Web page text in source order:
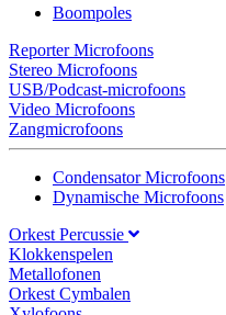
Boompoles
Reporter Microfoons
Stereo Microfoons
USB/Podcast-microfoons
Video Microfoons
Zangmicrofoons
Condensator Microfoons
Dynamische Microfoons
Orkest Percussie
Klokkenspelen
Metallofonen
Orkest Cymbalen